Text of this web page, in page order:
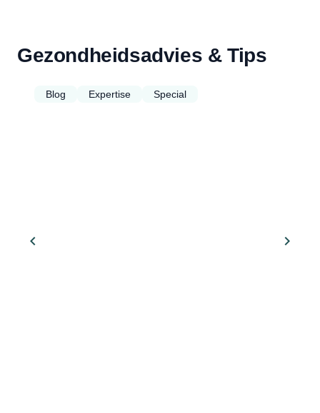
Gezondheidsadvies & Tips
Blog Expertise Special